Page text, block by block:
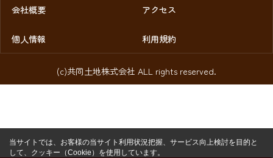
会社概要 アクセス
個人情報 利用規約
(c)共同土地株式会社 ALL rights reserved.
当サイトでは、お客様の当サイト利用状況把握、サービス向上検討を目的と
して、クッキー（Cookie）を使用しています。